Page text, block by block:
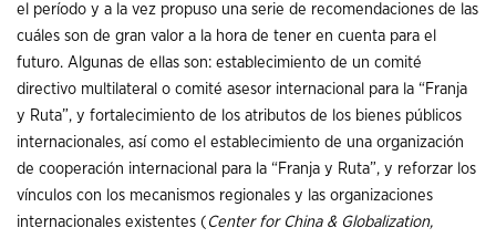
el período y a la vez propuso una serie de recomendaciones de las
cuáles son de gran valor a la hora de tener en cuenta para el
futuro. Algunas de ellas son: establecimiento de un comité
directivo multilateral o comité asesor internacional para la “Franja
y Ruta”, y fortalecimiento de los atributos de los bienes públicos
internacionales, así como el establecimiento de una organización
de cooperación internacional para la “Franja y Ruta”, y reforzar los
vínculos con los mecanismos regionales y las organizaciones
internacionales existentes ( Center for China & Globalization,